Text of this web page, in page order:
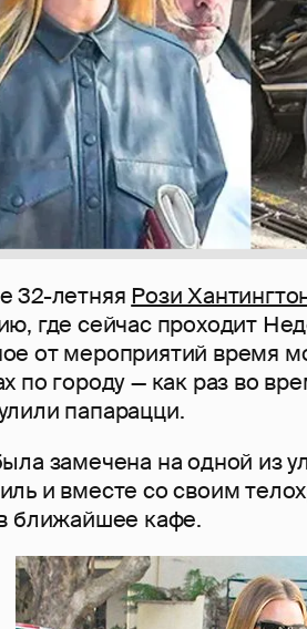
32-летняя Рози
где сейчас проходит
от мероприятий время
по городу — как раз во
папарацци.
замечена на одной из
и вместе со своим
ближайшее кафе.